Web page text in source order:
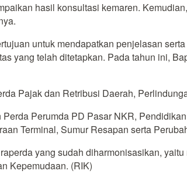
hasil konsultasi kemaren.
untuk mendapatkan penjelasan
yang telah ditetapkan. Pada tahun ini,
Pajak dan Retribusi Daerah,
Perumda PD Pasar NKR,
Terminal, Sumur Resapan serta
yang sudah diharmonisasikan,
Kepemudaan. (RIK)